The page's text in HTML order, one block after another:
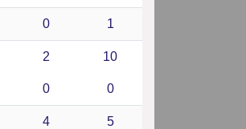
0 1
2 10
0 0
4 5